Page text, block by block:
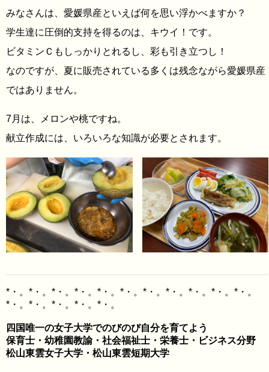
みなさんは、愛媛県産といえば何を思い浮かべますか？
学生達に圧倒的支持を得るのは、キウイ！です。
ビタミンＣもしっかりとれるし、彩も引き立つし！
なのですが、夏に販売されている多くは残念ながら愛媛県産
ではありません。
7月は、メロンや桃ですね。
献立作成には、いろいろな知識が必要とされます。
*・。*・。*・。*・。*・。*・。*・。*・。*・。*・。*・。
四国唯一の女子大学でのびのび自分を育てよう
保育士・幼稚園教諭・社会福祉士・栄養士・ビジネス分野